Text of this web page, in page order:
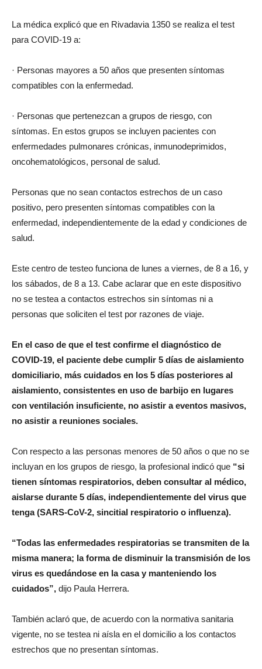
La médica explicó que en Rivadavia 1350 se realiza el test
para COVID-19 a:
· Personas mayores a 50 años que presenten síntomas
compatibles con la enfermedad.
· Personas que pertenezcan a grupos de riesgo, con
síntomas. En estos grupos se incluyen pacientes con
enfermedades pulmonares crónicas, inmunodeprimidos,
oncohematológicos, personal de salud.
Personas que no sean contactos estrechos de un caso
positivo, pero presenten síntomas compatibles con la
enfermedad, independientemente de la edad y condiciones de
salud.
Este centro de testeo funciona de lunes a viernes, de 8 a 16, y
los sábados, de 8 a 13. Cabe aclarar que en este dispositivo
no se testea a contactos estrechos sin síntomas ni a
personas que soliciten el test por razones de viaje.
En el caso de que el test confirme el diagnóstico de
COVID-19, el paciente debe cumplir 5 días de aislamiento
domiciliario, más cuidados en los 5 días posteriores al
aislamiento, consistentes en uso de barbijo en lugares
con ventilación insuficiente, no asistir a eventos masivos,
no asistir a reuniones sociales.
Con respecto a las personas menores de 50 años o que no se
incluyan en los grupos de riesgo, la profesional indicó que “si
tienen síntomas respiratorios, deben consultar al médico,
aislarse durante 5 días, independientemente del virus que
tenga (SARS-CoV-2, sincitial respiratorio o influenza).
“Todas las enfermedades respiratorias se transmiten de la
misma manera; la forma de disminuir la transmisión de los
virus es quedándose en la casa y manteniendo los
cuidados”, dijo Paula Herrera.
También aclaró que, de acuerdo con la normativa sanitaria
vigente, no se testea ni aísla en el domicilio a los contactos
estrechos que no presentan síntomas.